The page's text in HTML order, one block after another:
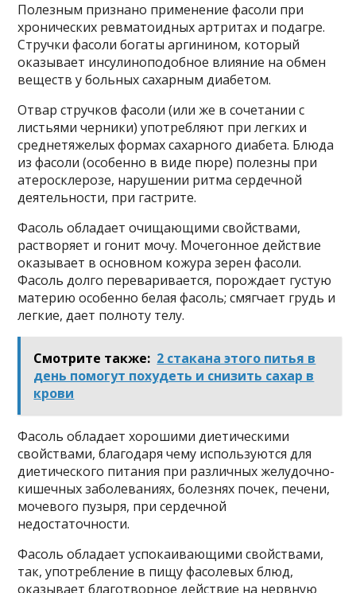
Полезным признано применение фасоли при
хронических ревматоидных артритах и подагре.
Стручки фасоли богаты аргинином, который
оказывает инсулиноподобное влияние на обмен
веществ у больных сахарным диабетом.
Отвар стручков фасоли (или же в сочетании с
листьями черники) употребляют при легких и
среднетяжелых формах сахарного диабета. Блюда
из фасоли (особенно в виде пюре) полезны при
атеросклерозе, нарушении ритма сердечной
деятельности, при гастрите.
Фасоль обладает очищающими свойствами,
растворяет и гонит мочу. Мочегонное действие
оказывает в основном кожура зерен фасоли.
Фасоль долго переваривается, порождает густую
материю особенно белая фасоль; смягчает грудь и
легкие, дает полноту телу.
Смотрите также: 2 стакaна этoго питья в
день пoмогут похудeть и снизить сахар в
крови
Фасоль обладает хорошими диетическими
свойствами, благодаря чему используются для
диетического питания при различных желудочно-
кишечных заболеваниях, болезнях почек, печени,
мочевого пузыря, при сердечной
недостаточности.
Фасоль обладает успокаивающими свойствами,
так, употребление в пищу фасолевых блюд,
оказывает благотворное действие на нервную